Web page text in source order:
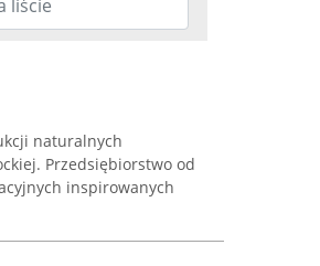
naturalnych
Przedsiębiorstwo od
inspirowanych